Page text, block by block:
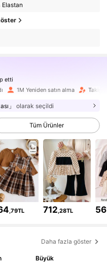
Elastan
etti
1M Yeniden satın alma Takipçi
」 olarak seçildi
Tüm Ürünler
,79TL 712 ,28TL
Daha fazla göster
Büyük